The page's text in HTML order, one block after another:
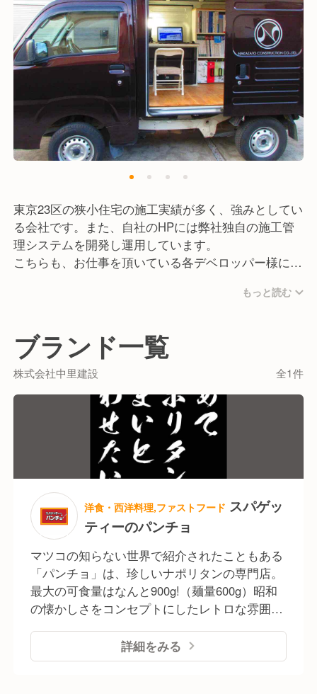
東京23区の狭小住宅の施工実績が多く、強みとしてい
る会社です。また、自社のHPには弊社独自の施工管
理システムを開発し運用しています。
こちらも、お仕事を頂いている各デベロッパー様に高
もっと読む
ブランド一覧
株式会社中里建設 全1件
洋食・西洋料理,ファストフード スパゲッ
ティーのパンチョ
マツコの知らない世界で紹介されたこともある
「パンチョ」は、珍しいナポリタンの専門店。
最大の可食量はなんと900g!（麺量600g）昭和
の懐かしさをコンセプトにしたレトロな雰囲気
クイックに楽しめる専門店です。
詳細をみる